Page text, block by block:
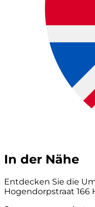
In der Nähe
Entdecken Sie die
Hogendorpstraat 166